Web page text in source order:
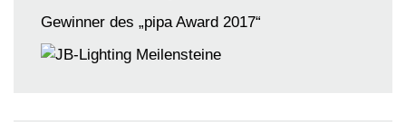
Gewinner des „pipa Award 2017“